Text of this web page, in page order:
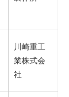
川崎重工
業株式会
社